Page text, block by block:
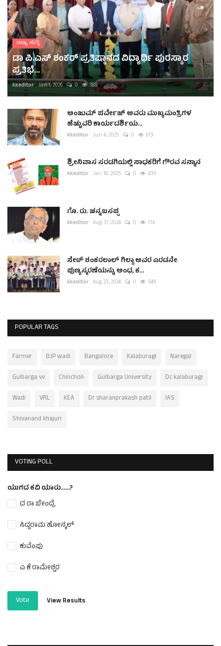
ರಾಜ್ಯ ಸುದ್ದಿ
ಡಾ ಪಿ.ಎಸ್ ಶಂಕರ್ ಪ್ರತಿಷ್ಠಾನದ ವಿದ್ಯಾರ್ಥಿ ಪುರಸ್ಕಾರ
ಪ್ರತಿಭೆ...
kkeditor Jan 1, 2026 0 188
ಅಂಜುಮ್ ಪರ್ವೇಜ್ ಅವರು ಮುಖ್ಯಮಂತ್ರಿಗಳ
ಹೆಚ್ಚುವರಿ ಕಾರ್ಯದರ್ಶಿಯ...
kkeditor Jun 4, 2025 0 613
ಶ್ರೀನಿವಾಸ ಸರಡಗಿಯಲ್ಲಿ ಸಾಧಕರಿಗೆ ಗೌರವ ಸನ್ಮಾನ
kkeditor Jan 18, 2025 0 439
ಗೊ. ರು. ಚನ್ನಬಸಪ್ಪ
kkeditor Aug 31, 2024 0 1.1k
ಸೇಠ್ ಶಂಕರಲಾಲ್ ಗಿಲ್ಡಾ ಅವರ ಎರಡನೇ
ಪುಣ್ಯಸ್ಮರಣೆಯನ್ನು ಅಂಧ, ಕ...
kkeditor Aug 23, 2024 0 549
POPULAR TAGS
Farmer BJP wadi Bangalore Kalaburagi
Naregal
Gulbarga vv
Chincholi Gulbarga University
Dc kalaburagi
Wadi
VRL KEA Dr sharanprakash patil
IAS
Shivanand khajuri
VOTING POLL
ಯುಗದ ಕವಿ ಯಾರು......?
ದ ರಾ ಬೇಂದ್ರೆ
ಸಿದ್ದರಾಮ ಹೋನ್ಕಲ್
ಕುವೆಂಪು
ಎ ಕೆ ರಾಮೇಶ್ವರ
Vote View Results